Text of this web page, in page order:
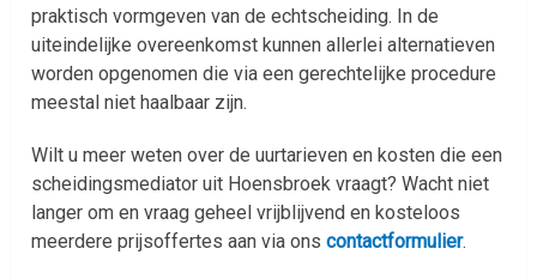
praktisch vormgeven van de echtscheiding. In de
uiteindelijke overeenkomst kunnen allerlei alternatieven
worden opgenomen die via een gerechtelijke procedure
meestal niet haalbaar zijn.
Wilt u meer weten over de uurtarieven en kosten die een
scheidingsmediator uit Hoensbroek vraagt? Wacht niet
langer om en vraag geheel vrijblijvend en kosteloos
meerdere prijsoffertes aan via onscontactformulier.